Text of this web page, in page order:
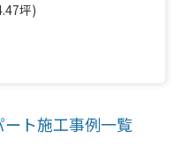
坪)
ト施工事例一覧